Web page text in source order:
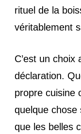
rituel de la
véritablement
C’est un
déclaration.
propre cuisine
quelque chose
que les belles